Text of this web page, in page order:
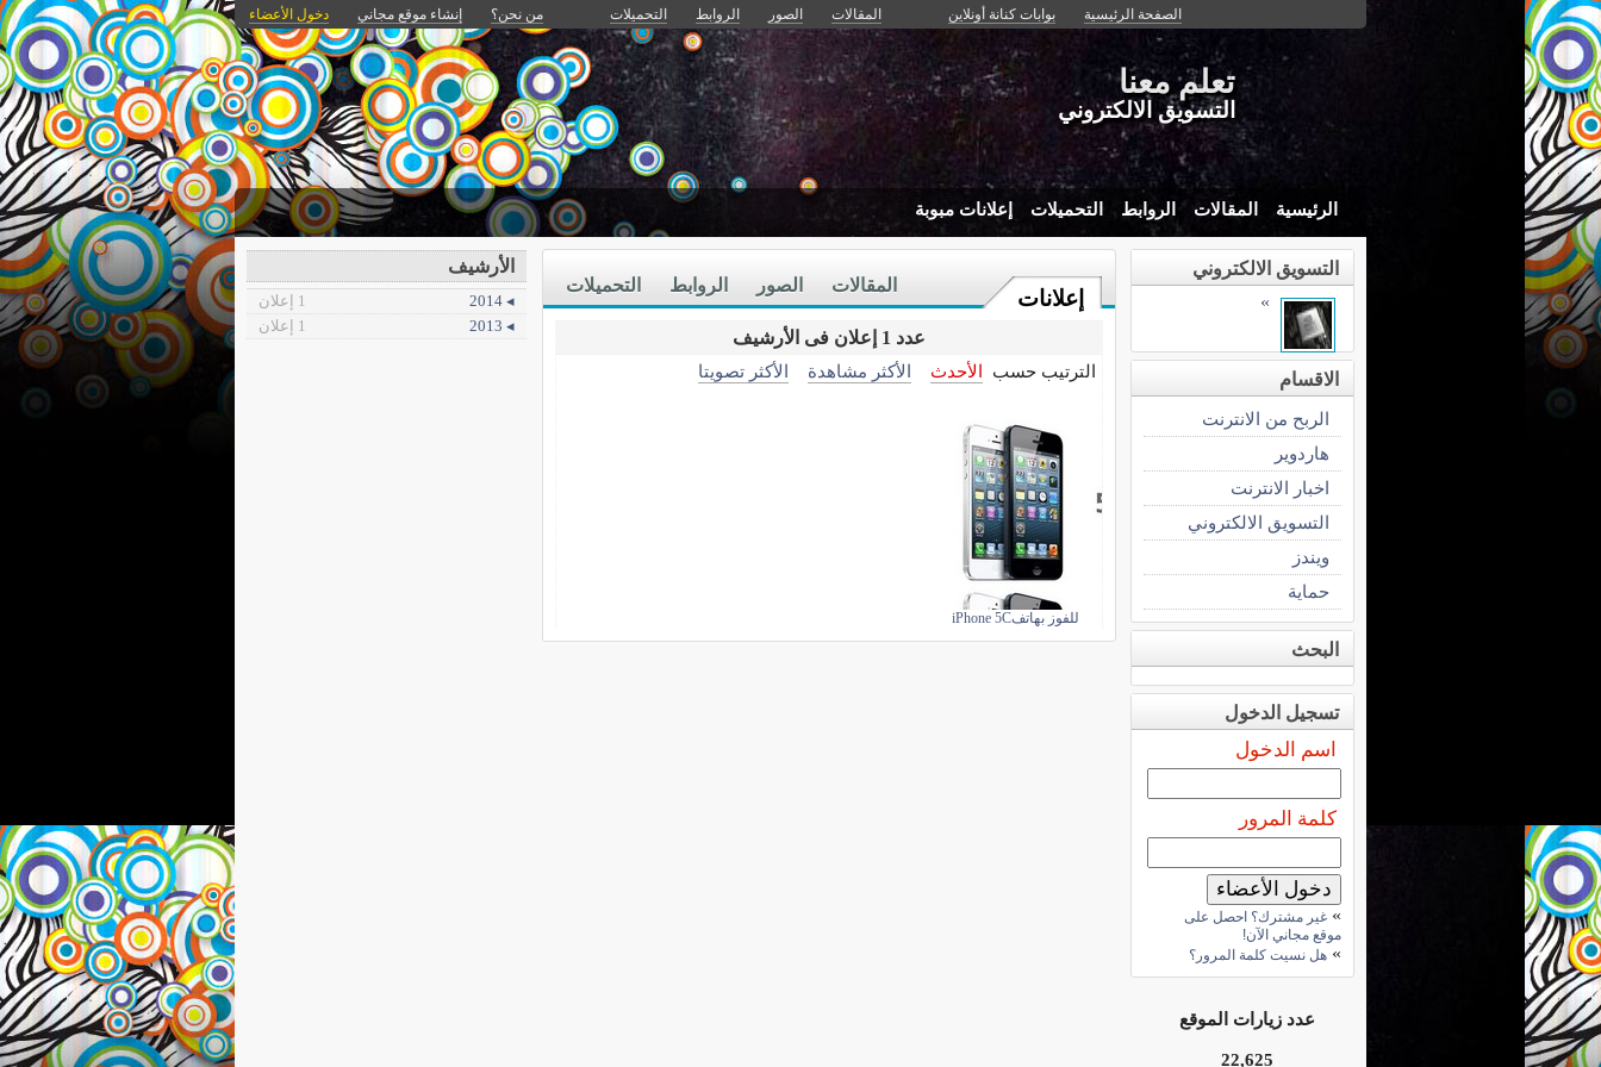
الصفحة الرئيسية بوابات كنانة أونلاين المقالات الصور الروابط التحميلات من نحن؟ إنشاء موقع مجاني دخول الأعضاء
تعلم معنا
التسويق الالكتروني
الرئيسية المقالات الروابط التحميلات إعلانات مبوبة
إعلانات
التحميلات الروابط الصور المقالات
عدد 1 إعلان فى الأرشيف
الترتيب حسب الأحدث الأكثر مشاهدة الأكثر تصويتا
للفوز بهاتفiPhone 5C
التسويق الالكتروني
»
الاقسام
الربح من الانترنت
هاردوير
اخبار الانترنت
التسويق الالكتروني
ويندز
حماية
البحث
تسجيل الدخول
اسم الدخول
كلمة المرور
» غير مشترك؟ احصل على
موقع مجاني الآن!
» هل نسيت كلمة المرور؟
عدد زيارات الموقع
22,625
الأرشيف
◂ 2014
1 إعلان
◂ 2013
1 إعلان